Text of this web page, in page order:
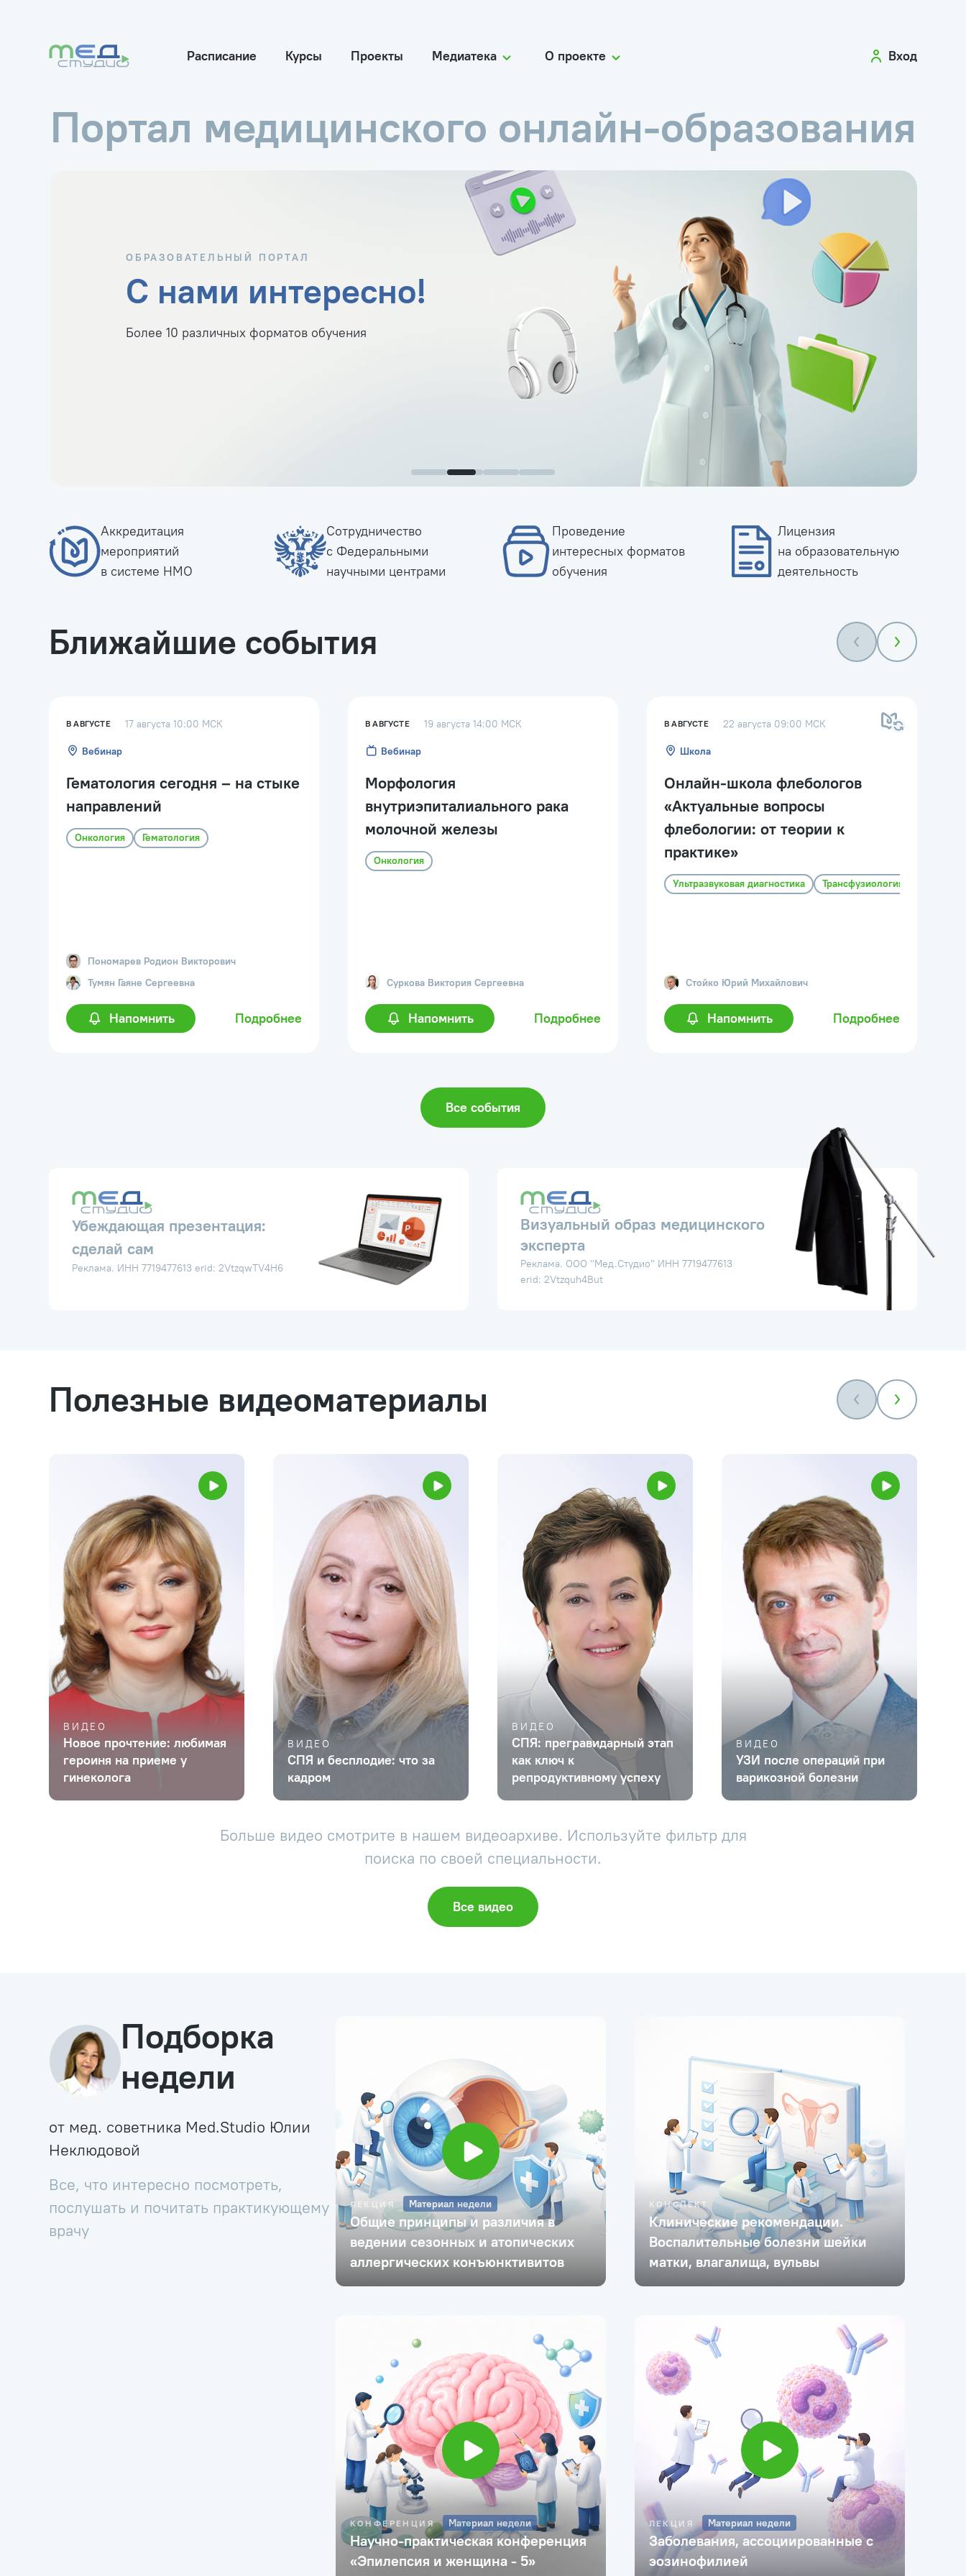
Расписание Курсы Проекты Медиатека О проекте Вход
Портал медицинского онлайн-образования
ОБРАЗОВАТЕЛЬНЫЙ ПОРТАЛ
С нами интересно!
Более 10 различных форматов обучения
Аккредитация
мероприятий
в системе НМО
Сотрудничество
с Федеральными
научными центрами
Проведение
интересных форматов
обучения
Лицензия
на образовательную
деятельность
Ближайшие события
В АВГУСТЕ 17 августа 10:00 МСК
Вебинар
Гематология сегодня – на стыке
направлений
Онкология Гематология
Пономарев Родион Викторович
Тумян Гаяне Сергеевна
Напомнить Подробнее
В АВГУСТЕ 19 августа 14:00 МСК
Вебинар
Морфология
внутриэпиталиального рака
молочной железы
Онкология
Суркова Виктория Сергеевна
Напомнить Подробнее
В АВГУСТЕ 22 августа 09:00 МСК
Школа
Онлайн-школа флебологов
«Актуальные вопросы
флебологии: от теории к
практике»
Ультразвуковая диагностика Трансфузиология
Стойко Юрий Михайлович
Напомнить Подробнее
Все события
Убеждающая презентация:
сделай сам
Реклама. ИНН 7719477613 erid: 2VtzqwTV4H6
Визуальный образ медицинского
эксперта
Реклама. ООО "Мед.Студио" ИНН 7719477613
erid: 2Vtzquh4But
Полезные видеоматериалы
ВИДЕО
Новое прочтение: любимая
героиня на приеме у
гинеколога
ВИДЕО
СПЯ и бесплодие: что за
кадром
ВИДЕО
СПЯ: прегравидарный этап
как ключ к
репродуктивному успеху
ВИДЕО
УЗИ после операций при
варикозной болезни
Больше видео смотрите в нашем видеоархиве. Используйте фильтр для
поиска по своей специальности.
Все видео
Подборка
недели
от мед. советника Med.Studio Юлии
Неклюдовой
Все, что интересно посмотреть,
послушать и почитать практикующему
врачу
ЛЕКЦИЯ Материал недели
Общие принципы и различия в
ведении сезонных и атопических
аллергических конъюнктивитов
КОНСПЕКТ
Клинические рекомендации.
Воспалительные болезни шейки
матки, влагалища, вульвы
КОНФЕРЕНЦИЯ Материал недели
Научно-практическая конференция
«Эпилепсия и женщина - 5»
ЛЕКЦИЯ Материал недели
Заболевания, ассоциированные с
эозинофилией